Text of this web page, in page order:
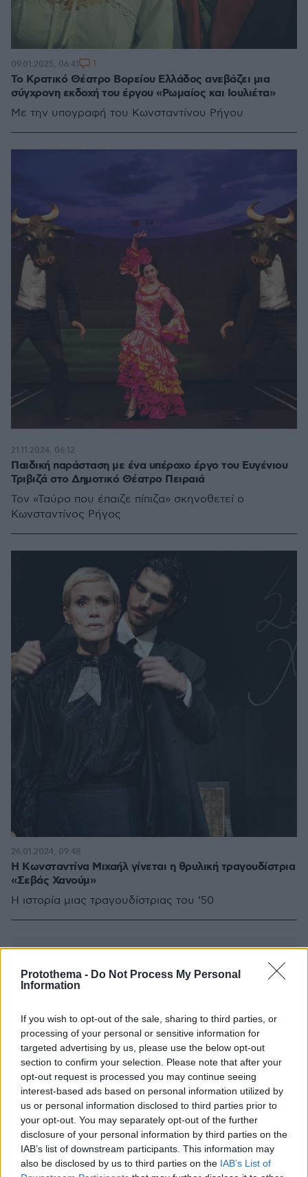
Protothema - Do Not Process My Personal
Information
If you wish to opt-out of the sale, sharing to third parties, or
processing of your personal or sensitive information for
targeted advertising by us, please use the below opt-out
section to confirm your selection. Please note that after your
opt-out request is processed you may continue seeing
interest-based ads based on personal information utilized by
us or personal information disclosed to third parties prior to
your opt-out. You may separately opt-out of the further
disclosure of your personal information by third parties on the
IAB’s list of downstream participants. This information may
also be disclosed by us to third parties on the IAB’s List of
Το Κρατικό Θέατρο Βορείου Ελλάδος ανεβάζει μια
σύγχρονη εκδοχή του έργου «Ρωμαίος και Ιουλιέτα»
Με την υπογραφή του Κωνσταντίνου Ρήγου
09.01.2025, 06:41 1
Παιδική παράσταση με ένα υπέροχο έργο του Ευγένιου
Τριβιζά στο Δημοτικό Θέατρο Πειραιά
Τον «Ταύρο που έπαιζε πίπιζα» σκηνοθετεί ο
Κωνσταντίνος Ρήγος
21.11.2024, 06:12
Η Κωνσταντίνα Μιχαήλ γίνεται η θρυλική τραγουδίστρια
«Σεβάς Χανούμ»
Η ιστορία μιας τραγουδίστριας του ’50
26.01.2024, 09:48